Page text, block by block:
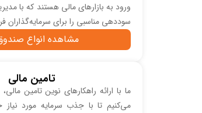
ورود به بازارهای مالی هستند که با
سوددهی مناسبی را برای سرمایه‌گذاران
مشاهده انواع
تامین مالی
ما با ارائه راهکارهای نوین تامین
می‌کنیم تا با جذب سرمایه مورد نیاز